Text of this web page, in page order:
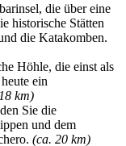
die über eine
historische Stätten
die Katakomben.
Höhle, die einst als
ein
km)
Sie die
und dem
(ca. 20 km)